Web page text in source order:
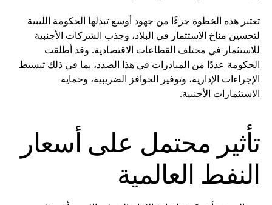
تعتبر هذه الخطوة جزءًا من جهود أوسع تبذلها الحكومة الليبية
لتحسين مناخ الاستثمار في البلاد، وجذب الشركات الأجنبية
للاستثمار في مختلف القطاعات الاقتصادية. وقد أطلقت
الحكومة عددًا من المبادرات في هذا الصدد، بما في ذلك تبسيط
الإجراءات الإدارية، وتوفير الحوافز الضريبية، وحماية
الاستثمارات الأجنبية.
تأثير محتمل على أسعار
النفط العالمية